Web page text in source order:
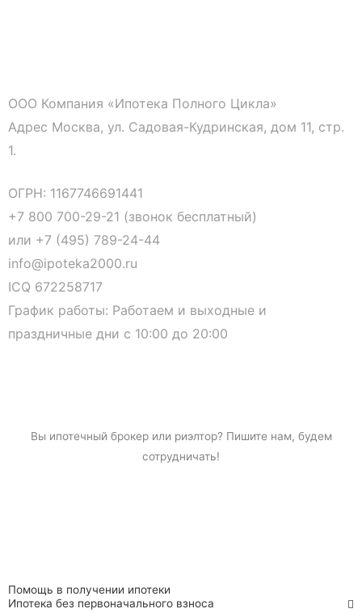
ООО Компания «Ипотека Полного Цикла»
Адрес Москва, ул. Садовая-Кудринская, дом 11, стр.
1.
ОГРН: 1167746691441
+7 800 700-29-21 (звонок бесплатный)
или +7 (495) 789-24-44
info@ipoteka2000.ru
ICQ 672258717
График работы: Работаем и выходные и
праздничные дни с 10:00 до 20:00
Вы ипотечный брокерили риэлтор? Пишите нам, будем
сотрудничать!
Помощь в получении ипотеки
Ипотека без первоначального взноса